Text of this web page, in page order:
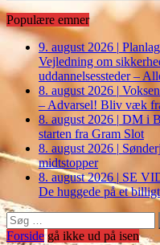
Populære emner
9. august 2026 |
Vejledning om
uddannelsessteder –
8. august 2026 |
– Advarsel! Bliv væk
8. august 2026 | DM i
starten fra Gram Slot
8. august 2026 |
midtstopper
8. august 2026 | SE
De huggede på et
Søg
efter:
Forside gå ikke ud på isen